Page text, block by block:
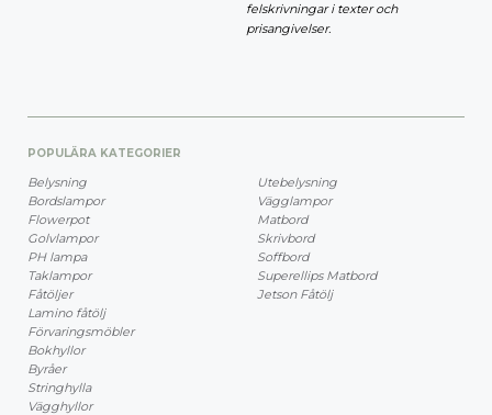
felskrivningar i texter och
prisangivelser.
POPULÄRA KATEGORIER
Belysning
Bordslampor
Flowerpot
Golvlampor
PH lampa
Taklampor
Fåtöljer
Lamino fåtölj
Förvaringsmöbler
Bokhyllor
Byråer
Stringhylla
Vägghyllor
Utebelysning
Vägglampor
Matbord
Skrivbord
Soffbord
Superellips Matbord
Jetson Fåtölj